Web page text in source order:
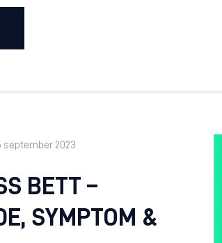
september 2023
BETT –
SYMPTOM &